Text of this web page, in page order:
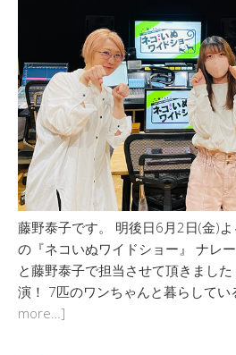
藤野泰子です。 明後日6月2日(金)
の『ネコいぬワイドショー』 ナレ
と藤野泰子で担当させて頂きまし
演！ 7匹のワンちゃんと暮らしてい
more…]